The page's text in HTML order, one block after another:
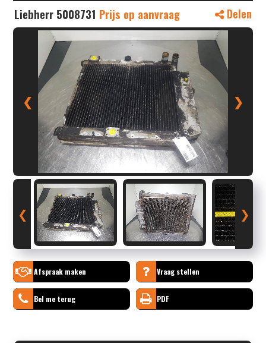
Liebherr 5008731 Prijs op aanvraag Delen
❮ ❯
❮ ❯
Afspraak maken Vraag stellen
Bel me terug PDF